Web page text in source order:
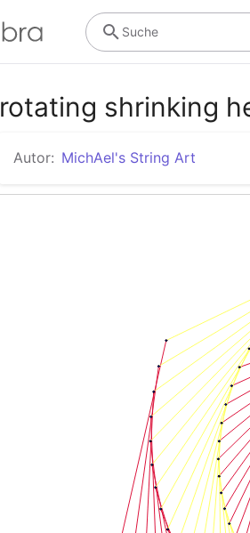
Suche
rotating shrinking
Autor: MichAel's String Art